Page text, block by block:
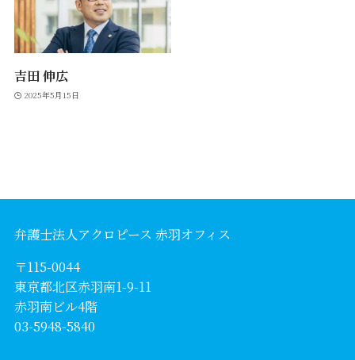
吉田 伸広
2025年5月15日
弁護士法人アクロピース 赤羽オフィス
〒115-0044
東京都北区赤羽南1-9-11
赤羽南ビル4階
03-5948-5840